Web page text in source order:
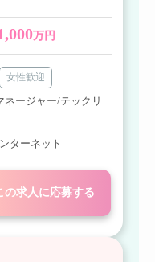
万円
女性歓迎
ネージャー/テックリ
ターネット
の求人に応募する